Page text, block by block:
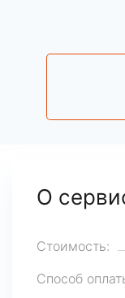
О
Стоимость:
Способ